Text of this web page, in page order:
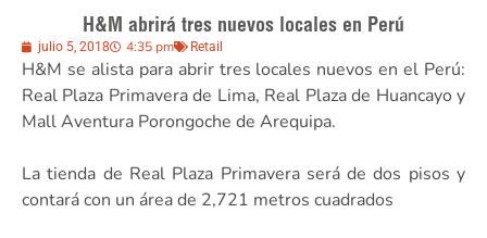
H&M abrirá tres nuevos locales en Perú
julio 5, 2018 4:35 pm Retail
H&M se alista para abrir tres locales nuevos en el Perú:
Real Plaza Primavera de Lima, Real Plaza de Huancayo y
Mall Aventura Porongoche de Arequipa.
La tienda de Real Plaza Primavera será de dos pisos y
contará con un área de 2,721 metros cuadrados